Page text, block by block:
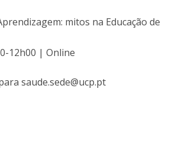
mitos na Educação de
12h00 | Online
saude.sede@ucp.pt